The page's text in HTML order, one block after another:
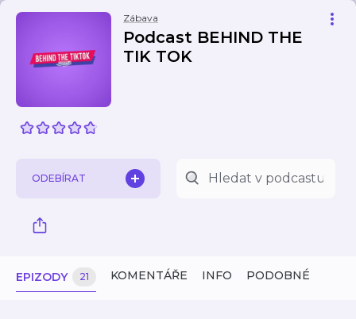
Zábava
Podcast BEHIND THE
TIK TOK
ODEBÍRAT
EPIZODY 21 KOMENTÁŘE INFO PODOBNÉ